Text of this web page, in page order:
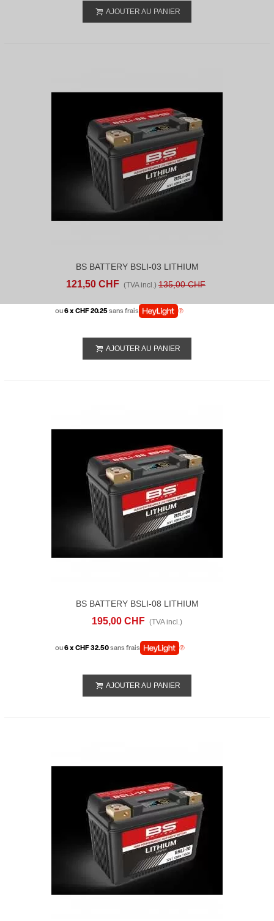
AJOUTER AU PANIER
BS BATTERY BSLI-03 LITHIUM
121,50 CHF (TVA incl.) 135,00 CHF
ou6 x CHF 20.25sans frais
AJOUTER AU PANIER
BS BATTERY BSLI-08 LITHIUM
195,00 CHF (TVA incl.)
ou6 x CHF 32.50sans frais
AJOUTER AU PANIER